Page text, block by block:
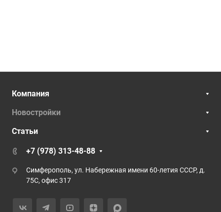
Компания
Новостройки
Статьи
+7 (978) 313-48-88
Симферополь, ул. Набережная имени 60-летия СССР, д.
75С, офис 317